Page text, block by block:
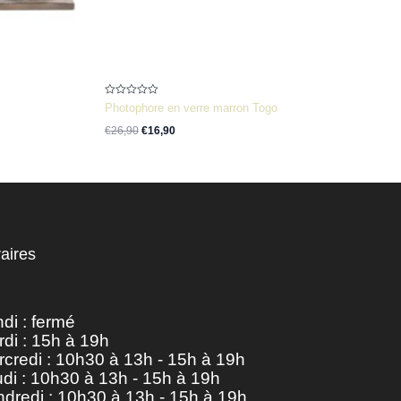
Note
0
5
Photophore en verre marron Togo
€26,90 €16,90
: fermé
: 15h à 19h
: 10h30 à 13h - 15h à 19h
: 10h30 à 13h - 15h à 19h
: 10h30 à 13h - 15h à 19h